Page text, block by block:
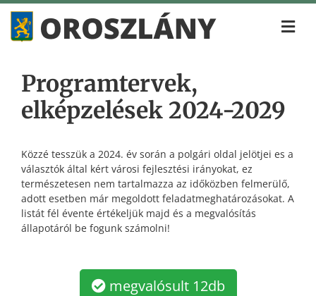
Programtervek,
elképzelések 2024-2029
Közzé tesszük a 2024. év során a polgári oldal jelötjei es a
választók által kért városi fejlesztési irányokat, ez
természetesen nem tartalmazza az időközben felmerülő,
adott esetben már megoldott feladatmeghatározásokat. A
listát fél évente értékeljük majd és a megvalósítás
állapotáról be fogunk számolni!
megvalósult 12db